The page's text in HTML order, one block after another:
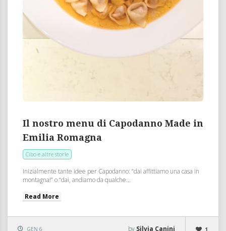
Il nostro menu di Capodanno Made in
Emilia Romagna
Cibo e altre storie
Inizialmente tante idee per Capodanno: “dai affittiamo una casa in
montagna!” o “dai, andiamo da qualche...
Read More
GEN 6 by Silvia Canini